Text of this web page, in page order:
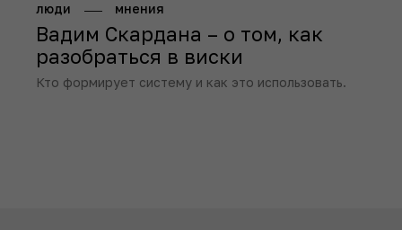
люди мнения
Вадим Скардана – о том, как
разобраться в виски
Кто формирует систему и как это использовать.